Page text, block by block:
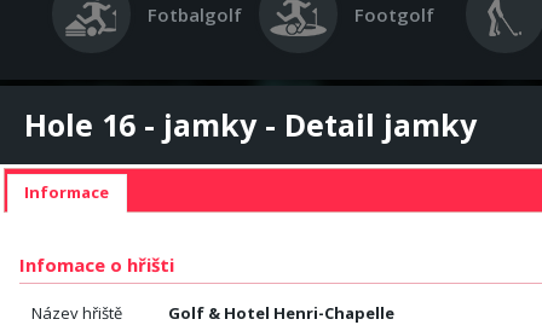
Fotbalgolf Footgolf
Hole 16 - jamky - Detail jamky
Informace
Infomace o hřišti
Název hřiště Golf & Hotel Henri-Chapelle